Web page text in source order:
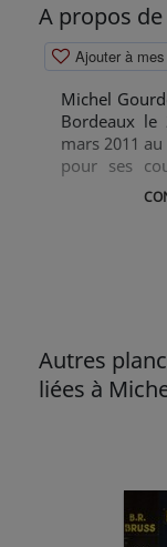
A propos
Ajouter à
Michel
Bordeaux
mars 2011
pour ses
Fleuve noir.
Autres
liées à